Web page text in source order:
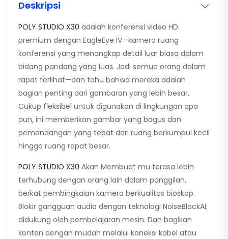
Deskripsi
POLY STUDIO X30 adalah konferensi video HD
premium dengan EagleEye IV—kamera ruang
konferensi yang menangkap detail luar biasa dalam
bidang pandang yang luas. Jadi semua orang dalam
rapat terlihat—dan tahu bahwa mereka adalah
bagian penting dari gambaran yang lebih besar.
Cukup fleksibel untuk digunakan di lingkungan apa
pun, ini memberikan gambar yang bagus dan
pemandangan yang tepat dari ruang berkumpul kecil
hingga ruang rapat besar.
POLY STUDIO X30 Akan Membuat mu terasa lebih
terhubung dengan orang lain dalam panggilan,
berkat pembingkaian kamera berkualitas bioskop.
Blokir gangguan audio dengan teknologi NoiseBlockAI,
didukung oleh pembelajaran mesin. Dan bagikan
konten dengan mudah melalui koneksi kabel atau